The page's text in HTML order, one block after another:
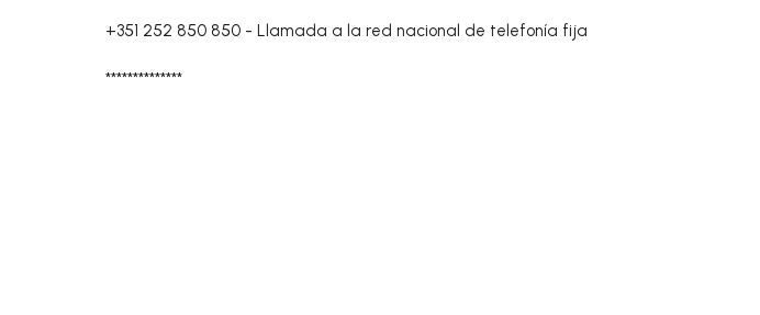
+351 252 850 850 - Llamada a la red nacional de telefonía fija
**************